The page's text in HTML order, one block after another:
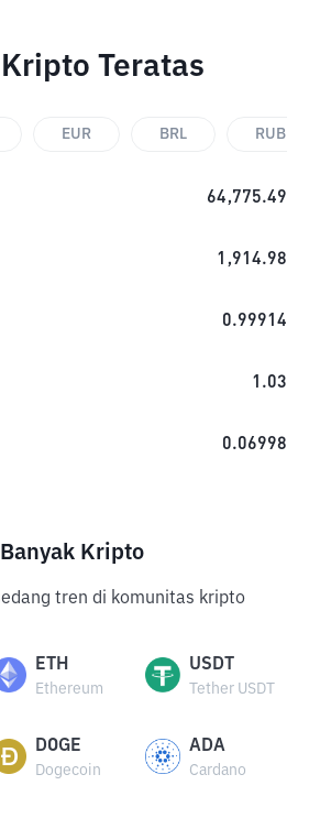
Teratas
EUR BRL RUB
64,775.49
1,914.98
0.99914
1.03
0.06998
Kripto
tren di komunitas kripto
ETH
Ethereum
USDT
Tether USDT
DOGE
Dogecoin
ADA
Cardano